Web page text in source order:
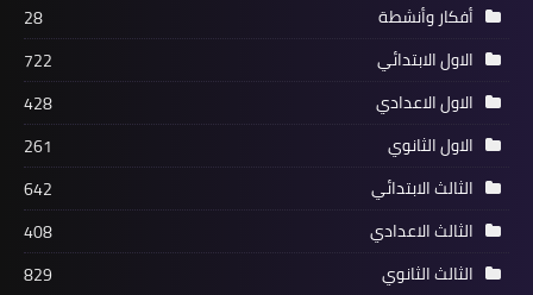
أفكار وأنشطة
28
الاول الابتدائي
722
الاول الاعدادي
428
الاول الثانوي
261
الثالث الابتدائي
642
الثالث الاعدادي
408
الثالث الثانوي
829